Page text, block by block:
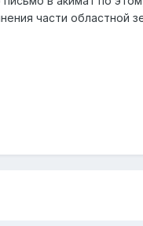
части областной